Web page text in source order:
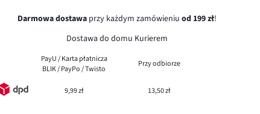
Darmowa dostawaprzy każdym zamówieniu od 199 zł!
Dostawa do domu Kurierem
PayU / Karta płatnicza
BLIK / PayPo / Twisto
Przy odbiorze
9,99 zł 13,50 zł